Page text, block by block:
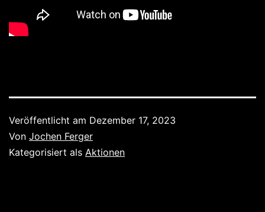
Veröffentlicht am Dezember 17, 2023
Von Jochen Ferger
Kategorisiert als Aktionen